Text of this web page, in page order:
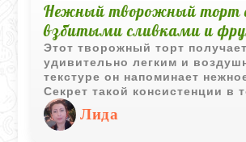
Нежный творожный торт
взбитыми сливками и
Этот творожный торт
удивительно легким и
текстуре он напоминает
Секрет такой консистенции в
отдельно взбиваем белки и
бережно соединяем их с
массой. Самое важное в этом
Лида